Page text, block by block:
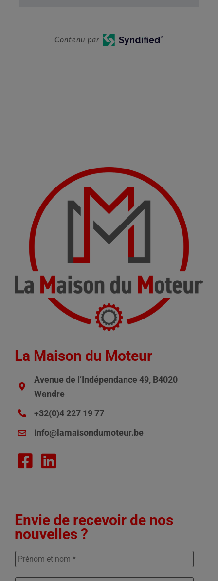
Contenu par
La Maison du Moteur
Avenue de l’Indépendance 49, B4020
Wandre
+32(0)4 227 19 77
info@lamaisondumoteur.be
Envie de recevoir de nos
nouvelles ?